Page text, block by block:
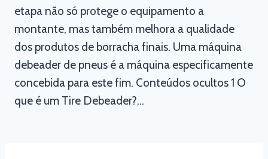
etapa não só protege o equipamento a
montante, mas também melhora a qualidade
dos produtos de borracha finais. Uma máquina
debeader de pneus é a máquina especificamente
concebida para este fim. Conteúdos ocultos 1 O
que é um Tire Debeader?…